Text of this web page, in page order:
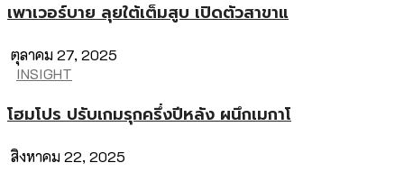
เพาเวอร์บาย ลุยใต้เต็มสูบ เปิดตัวสาขาแ
ตุลาคม 27, 2025
INSIGHT
โฮมโปร ปรับเกมรุกครึ่งปีหลัง ผนึกเมกาโ
สิงหาคม 22, 2025